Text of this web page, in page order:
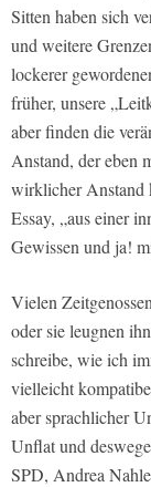
Sitten haben sich
und weitere
lockerer
früher, unsere
aber finden die
Anstand, der eben
wirklicher Anstand
Essay, „aus einer
Gewissen und ja!
Vielen
oder sie leugnen
schreibe, wie ich
vielleicht
aber sprachlicher
Unflat und
SPD, Andrea